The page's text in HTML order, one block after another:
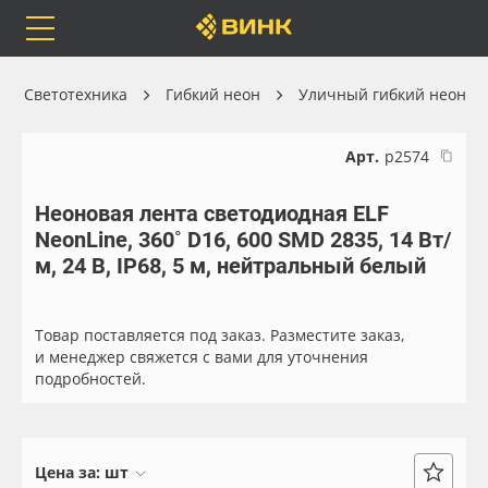
Каталог
Orafol
Бренды
Доставка
Весь каталог
Рулонные материалы
Самоклеящиеся плёнки
Листовые материалы
Светотехника Гибкий неон Уличный гибкий неон
Арт. р2574
Неоновая лента светодиодная ELF
NeonLine, 360˚ D16, 600 SMD 2835, 14 Вт/
м, 24 В, IP68, 5 м, нейтральный белый
Товар поставляется под заказ. Разместите заказ,
и менеджер свяжется с вами для уточнения
подробностей.
Цена за: шт